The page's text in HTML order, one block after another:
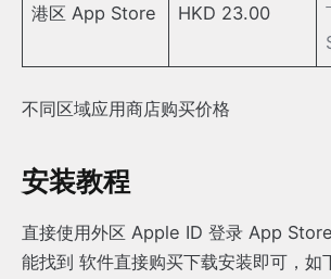
港区 App Store HKD 23.00
不同区域应用商店购买价格
安装教程
直接使用外区 Apple ID 登录 App
能找到 软件直接购买下载安装即可，如